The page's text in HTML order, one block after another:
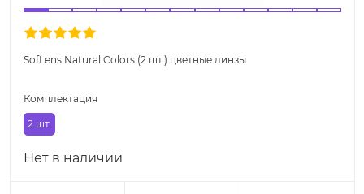
SofLens Natural Colors (2 шт.) цветные линзы
Комплектация
2 шт.
Нет в наличии